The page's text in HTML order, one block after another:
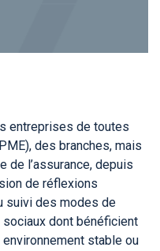
entreprises de toutes
des branches, mais
de l’assurance, depuis
de réflexions
suivi des modes de
dont bénéficient
stable ou